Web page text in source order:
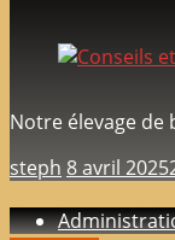
Notre élevage de
steph 8 avril 2025